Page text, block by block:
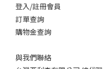
登入/註冊會員
訂單查詢
購物金查詢
與我們聯絡